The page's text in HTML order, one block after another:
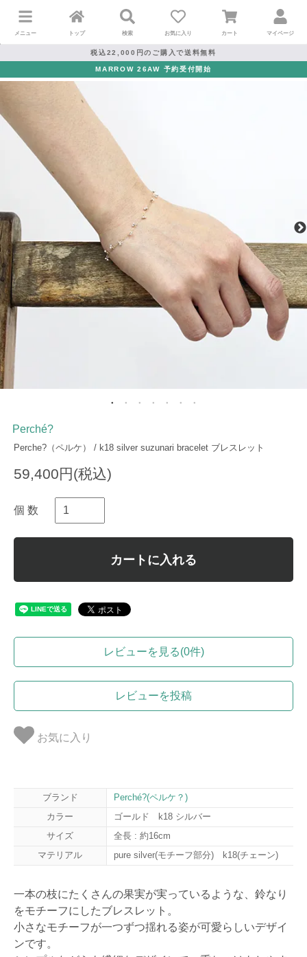
メニュー トップ 検索 お気に入り カート マイページ
税込22,000円のご購入で送料無料
MARROW 26AW 予約受付開始
Perché?
Perche?（ペルケ） / k18 silver suzunari bracelet ブレスレット
59,400円(税込)
個 数
カートに入れる
レビューを見る(0件)
レビューを投稿
お気に入り
ブランド
Perché?(ペルケ？)
カラー
ゴールド k18 シルバー
サイズ
全長 : 約16cm
マテリアル
pure silver(モチーフ部分) k18(チェーン)
一本の枝にたくさんの果実が実っているような、鈴なり
をモチーフにしたブレスレット。
小さなモチーフが一つずつ揺れる姿が可愛らしいデザイ
ンです。